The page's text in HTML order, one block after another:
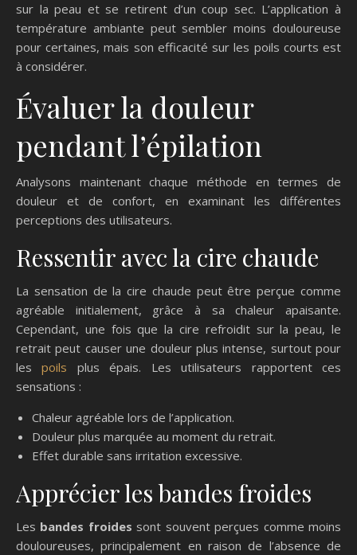
sur la peau et se retirent d’un coup sec. L’application à
température ambiante peut sembler moins douloureuse
pour certaines, mais son efficacité sur les poils courts est
à considérer.
Évaluer la douleur
pendant l’épilation
Analysons maintenant chaque méthode en termes de
douleur et de confort, en examinant les différentes
perceptions des utilisateurs.
Ressentir avec la cire chaude
La sensation de la cire chaude peut être perçue comme
agréable initialement, grâce à sa chaleur apaisante.
Cependant, une fois que la cire refroidit sur la peau, le
retrait peut causer une douleur plus intense, surtout pour
lespoils plus épais. Les utilisateurs rapportent ces
sensations :
Chaleur agréable lors de l’application.
Douleur plus marquée au moment du retrait.
Effet durable sans irritation excessive.
Apprécier les bandes froides
Les bandes froides sont souvent perçues comme moins
douloureuses, principalement en raison de l’absence de